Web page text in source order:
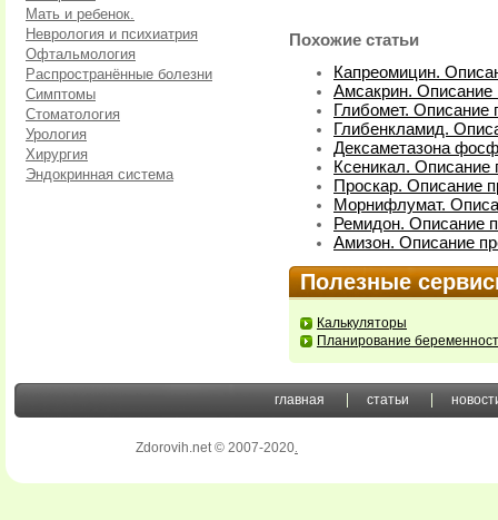
Мать и ребенок.
Неврология и психиатрия
Офтальмология
Распространённые болезни
Симптомы
Стоматология
Урология
Хирургия
Эндокринная система
Похожие статьи
Капреомицин.
Амсакрин. Описание
Глибомет. Описание
Глибенкламид.
Дексаметазона
Ксеникал. Описание
Проскар. Описание
Морнифлумат.
Ремидон. Описание
Амизон. Описание
Полезные
Калькуляторы
Планирование
главная статьи
Zdorovih.net © 2007-2020